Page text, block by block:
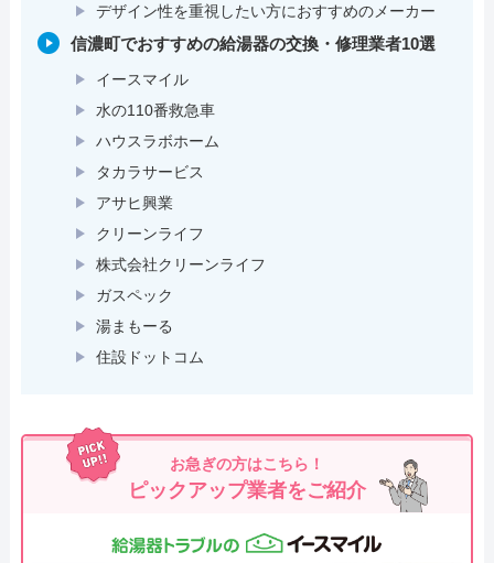
デザイン性を重視したい方におすすめのメーカー
信濃町でおすすめの給湯器の交換・修理業者10選
イースマイル
水の110番救急車
ハウスラボホーム
タカラサービス
アサヒ興業
クリーンライフ
株式会社クリーンライフ
ガスペック
湯まもーる
住設ドットコム
お急ぎの方はこちら！
ピックアップ業者をご紹介